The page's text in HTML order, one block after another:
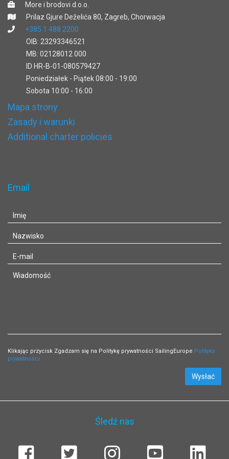
More i brodovi d.o.o.
Prilaz Gjure Deželića 80, Zagreb, Chorwacja
+385 1 488 2200
OIB: 23293346521
MB: 02128012 000
ID HR-B-01-080579427
Poniedziałek - Piątek 08:00 - 19:00
Sobota 10:00 - 16:00
Mapa strony
Zasady i warunki
Additional charter policies
Email
Klikając przycisk Zgadzam się na Politykę prywatności SailingEurope Polityka
prywatności
Wysłać
Śledź nas